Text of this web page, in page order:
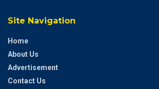
Site Navigation
Home
About Us
Advertisement
Contact Us